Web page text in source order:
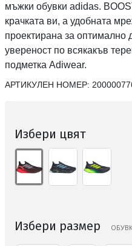
мъжки обувки adidas.
крачката ви, а удобната
проектирана за оптимално
увереност по всякакъв
подметка Adiwear.
АРТИКУЛЕН НОМЕР:
Избери цвят
Избери размер